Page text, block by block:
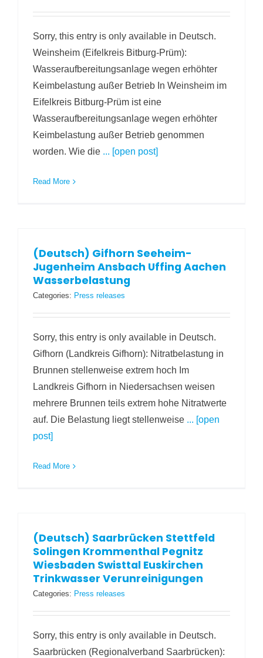
Sorry, this entry is only available in Deutsch.
Weinsheim (Eifelkreis Bitburg-Prüm):
Wasseraufbereitungsanlage wegen erhöhter
Keimbelastung außer Betrieb In Weinsheim im
Eifelkreis Bitburg-Prüm ist eine
Wasseraufbereitungsanlage wegen erhöhter
Keimbelastung außer Betrieb genommen
worden. Wie die ... [open post]
Read More
(Deutsch) Gifhorn Seeheim-
Jugenheim Ansbach Uffing Aachen
Wasserbelastung
Categories: Press releases
Sorry, this entry is only available in Deutsch.
Gifhorn (Landkreis Gifhorn): Nitratbelastung in
Brunnen stellenweise extrem hoch Im
Landkreis Gifhorn in Niedersachsen weisen
mehrere Brunnen teils extrem hohe Nitratwerte
auf. Die Belastung liegt stellenweise ... [open
post]
Read More
(Deutsch) Saarbrücken Stettfeld
Solingen Krommenthal Pegnitz
Wiesbaden Swisttal Euskirchen
Trinkwasser Verunreinigungen
Categories: Press releases
Sorry, this entry is only available in Deutsch.
Saarbrücken (Regionalverband Saarbrücken):